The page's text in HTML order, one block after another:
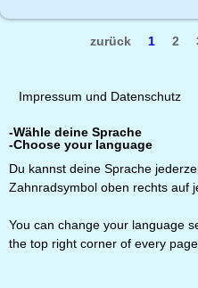
zurück 1 2
Impressum und Datenschutz
-Wähle deine Sprache
-Choose your language
Du kannst deine Sprache
Zahnradsymbol oben rechts auf
You can change your language
the top right corner of every page.